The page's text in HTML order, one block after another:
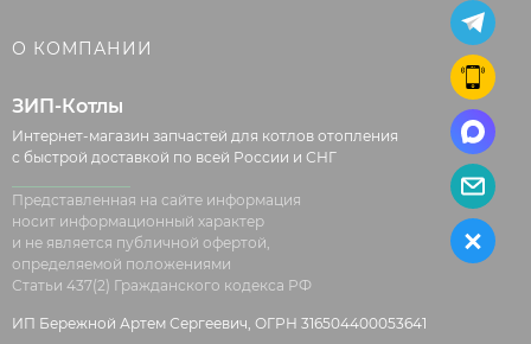
О КОМПАНИИ
ЗИП-Котлы
Интернет-магазин запчастей для котлов отопления
с быстрой доставкой по всей России и СНГ
Представленная на сайте информация
носит информационный характер
и не является публичной офертой,
определяемой положениями
Статьи 437(2) Гражданского кодекса РФ
ИП Бережной Артем Сергеевич, ОГРН 316504400053641